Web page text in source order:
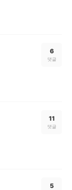
6
댓글
11
댓글
5